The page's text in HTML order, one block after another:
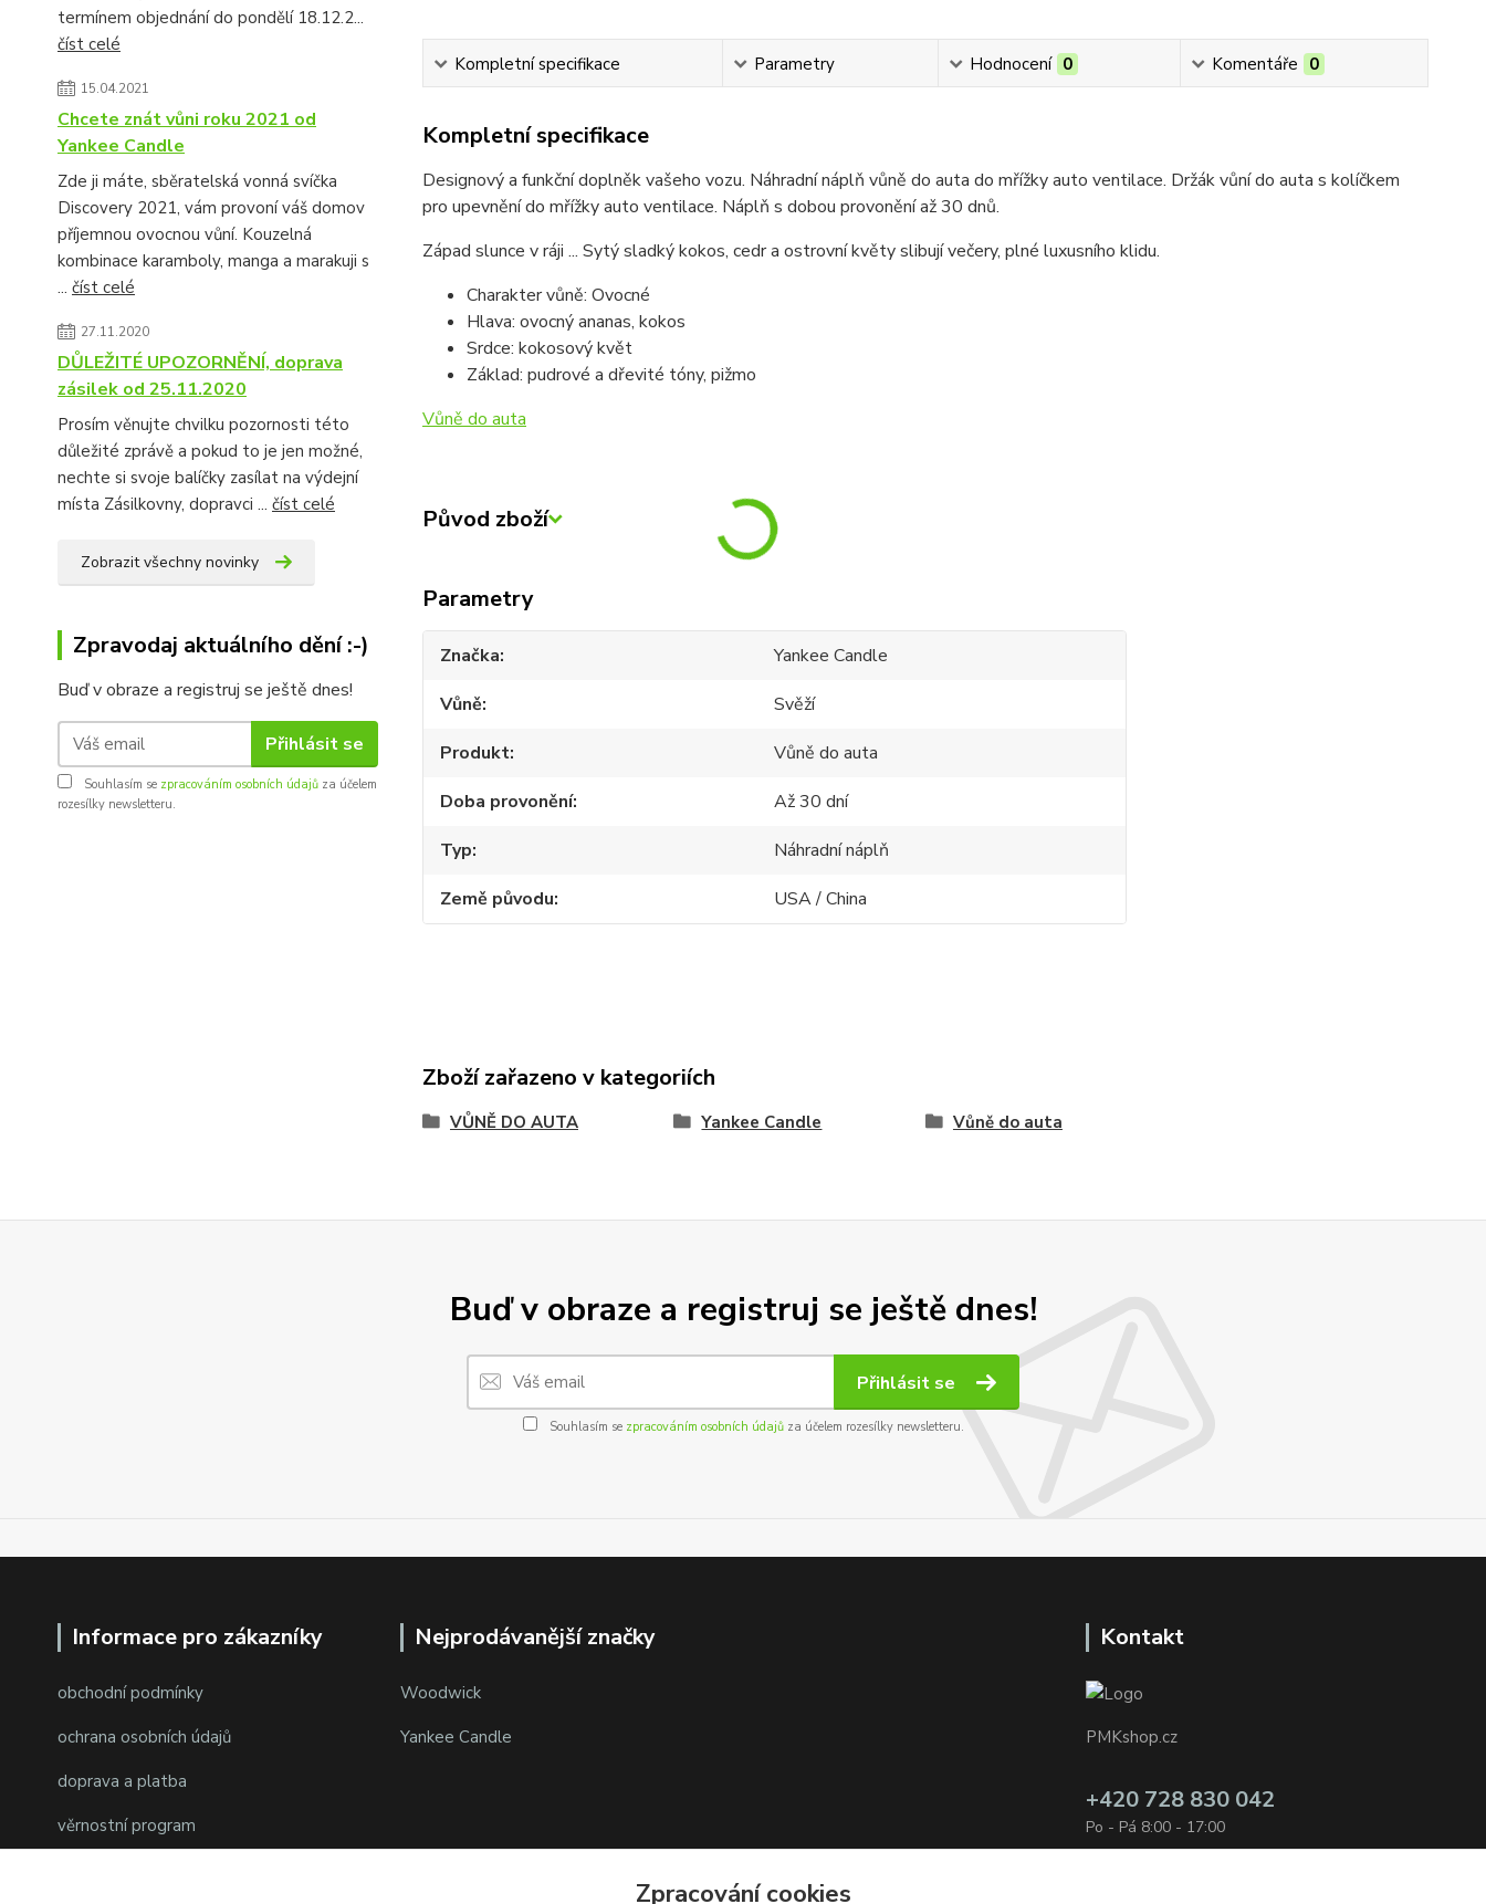
termínem objednání do pondělí 18.12.2...
číst celé
15.04.2021
Chcete znát vůni roku 2021 od
Yankee Candle
Zde ji máte, sběratelská vonná svíčka
Discovery 2021, vám provoní váš domov
příjemnou ovocnou vůní. Kouzelná
kombinace karamboly, manga a marakuji s
... číst celé
27.11.2020
DŮLEŽITÉ UPOZORNĚNÍ, doprava
zásilek od 25.11.2020
Prosím věnujte chvilku pozornosti této
důležité zprávě a pokud to je jen možné,
nechte si svoje balíčky zasílat na výdejní
místa Zásilkovny, dopravci ... číst celé
Zobrazit všechny novinky
Zpravodaj aktuálního dění :-)
Buď v obraze a registruj se ještě dnes!
Přihlásit se
Souhlasím se zpracováním osobních údajů za účelem
rozesílky newsletteru.
Kompletní specifikace Parametry Hodnocení 0 Komentáře 0
Kompletní specifikace
Designový a funkční doplněk vašeho vozu. Náhradní náplň vůně do auta do mřížky auto ventilace. Držák vůní do auta s kolíčkem
pro upevnění do mřížky auto ventilace. Náplň s dobou provonění až 30 dnů.
Západ slunce v ráji ... Sytý sladký kokos, cedr a ostrovní květy slibují večery, plné luxusního klidu.
Charakter vůně: Ovocné
Hlava: ovocný ananas, kokos
Srdce: kokosový květ
Základ: pudrové a dřevité tóny, pižmo
Vůně do auta
Původ zboží
Parametry
Značka
Yankee Candle
Vůně
Svěží
Produkt
Vůně do auta
Doba provonění
Až 30 dní
Typ
Náhradní náplň
Země původu
USA / China
Zboží zařazeno v kategoriích
VŮNĚ DO AUTA Yankee Candle Vůně do auta
Buď v obraze a registruj se ještě dnes!
Přihlásit se
Souhlasím se zpracováním osobních údajůza účelem rozesílky newsletteru.
Informace pro zákazníky
obchodní podmínky
ochrana osobních údajů
doprava a platba
věrnostní program
Nejprodávanější značky
Woodwick
Yankee Candle
Kontakt
PMKshop.cz
+420 728 830 042
Po - Pá 8:00 - 17:00
Zpracování cookies